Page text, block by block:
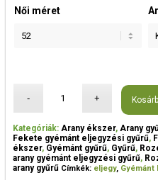
Női méret
Kategóriák: Arany ékszer, Arany
Fekete gyémánt eljegyzési gyűrű,
ékszer, Gyémánt gyűrű, Gyűrű,
arany gyémánt eljegyzési gyűrű,
arany gyűrű Címkék: eljegy, Gyémánt